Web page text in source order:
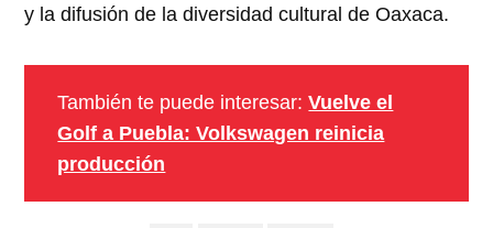
y la difusión de la diversidad cultural de Oaxaca.
También te puede interesar:Vuelve el
Golf a Puebla: Volkswagen reinicia
producción